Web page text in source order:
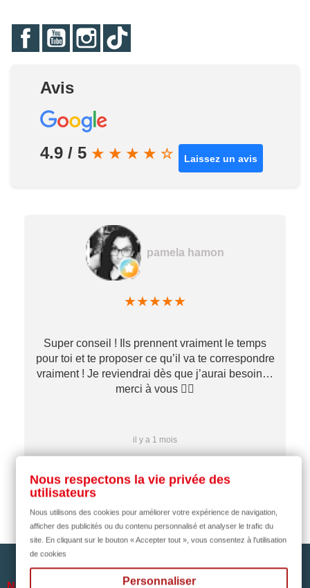
FacebookYouTubeInstagram
Avis
4.9 / 5 ★ ★ ★ ★ ☆ Laissez un avis
pamela hamon
★★★★★
Super conseil ! Ils prennent vraiment le temps
pour toi et te proposer ce qu’il va te correspondre
vraiment ! Je reviendrai dès que j’aurai besoin…
merci à vous ✌🏼
il y a 1 mois
Nous respectons la vie privée des
utilisateurs
Nous utilisons des cookies pour améliorer votre expérience de navigation,
afficher des publicités ou du contenu personnalisé et analyser le trafic du
site. En cliquant sur le bouton « Accepter tout », vous consentez à l'utilisation
de cookies
Personnaliser